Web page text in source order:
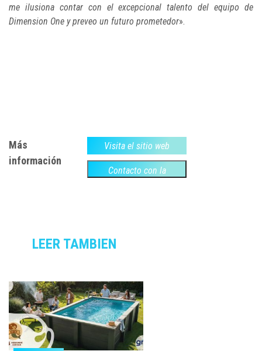
me ilusiona contar con el excepcional talento del equipo de
Dimension One y preveo un futuro prometedor».
Más
información
Visita el sitio web
Contacto con la
LEER TAMBIEN